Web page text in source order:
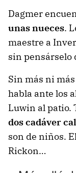
Dagmer
unas nueces.
maestre a
sin pensárselo
Sin más ni
habla ante los
Luwin al patio.
dos cadáver
son de niños.
Rickon…